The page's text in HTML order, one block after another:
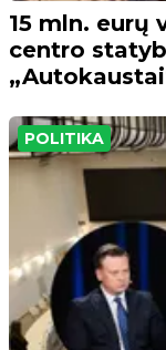
15 mln. eurų
centro
POLITIKA